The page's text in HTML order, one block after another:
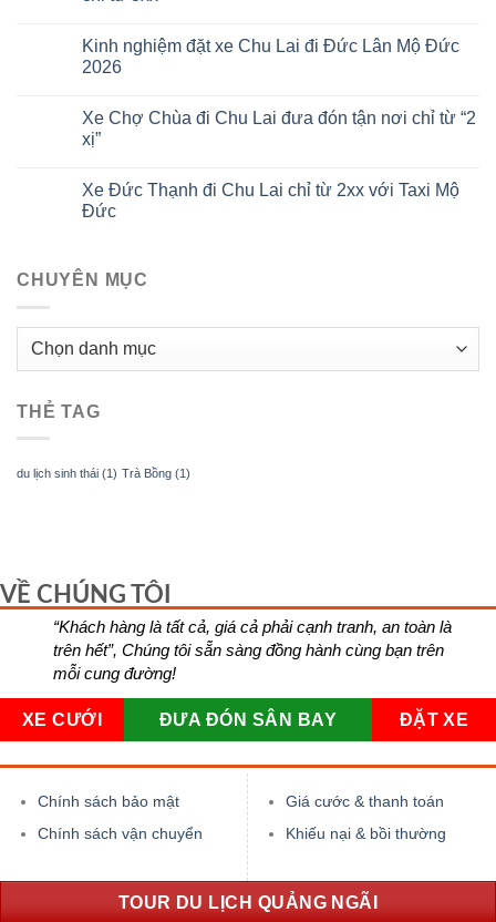
Kinh nghiệm đặt xe Chu Lai đi Đức Lân Mộ Đức
2026
Xe Chợ Chùa đi Chu Lai đưa đón tận nơi chỉ từ “2
xị”
Xe Đức Thạnh đi Chu Lai chỉ từ 2xx với Taxi Mộ
Đức
CHUYÊN MỤC
CHUYÊN
THẺ TAG
du lịch sinh thái (1) Trà Bồng (1)
VỀ CHÚNG TÔI
“Khách hàng là tất cả, giá cả phải cạnh tranh, an toàn là
trên hết”, Chúng tôi sẵn sàng đồng hành cùng bạn trên
mỗi cung đường!
XE CƯỚI ĐƯA ĐÓN SÂN BAY ĐẶT XE
Chính sách bảo mật
Chính sách vận chuyển
Giá cước & thanh toán
Khiếu nại & bồi thường
TOUR DU LỊCH QUẢNG NGÃI